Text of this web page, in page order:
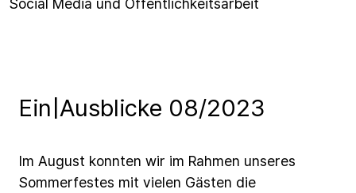
Ein|Ausblicke 08/2023
Im August konnten wir im Rahmen unseres
Sommerfestes mit vielen Gästen die